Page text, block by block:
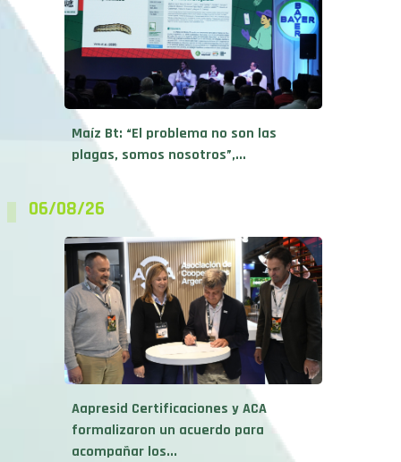
Maíz Bt: “El problema no son las
plagas, somos nosotros”,...
06/08/26
Aapresid Certificaciones y ACA
formalizaron un acuerdo para
acompañar los...